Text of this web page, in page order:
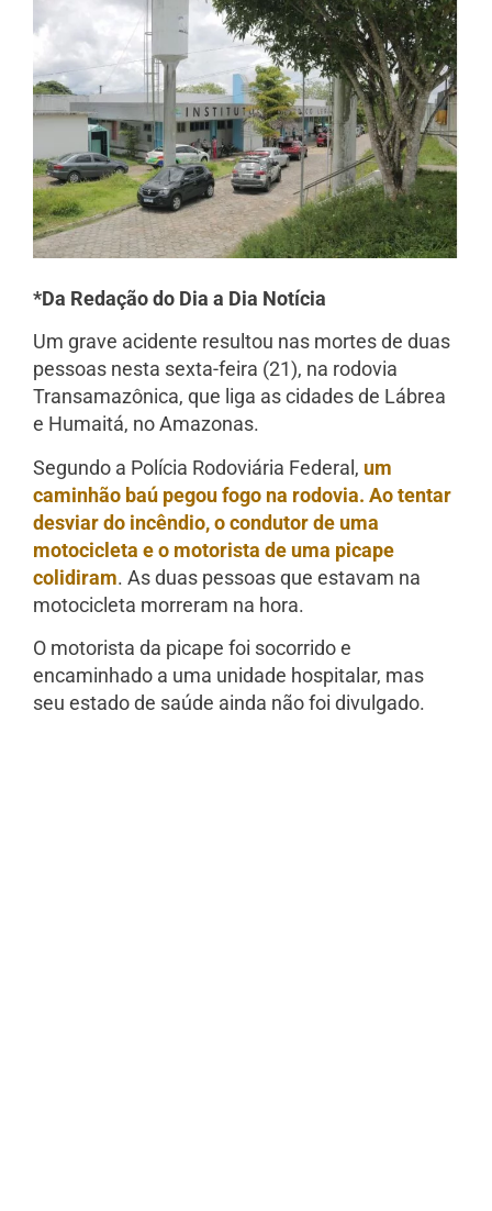
*Da Redação do Dia a Dia Notícia
Um grave acidente resultou nas mortes de duas
pessoas nesta sexta-feira (21), na rodovia
Transamazônica, que liga as cidades de Lábrea
e Humaitá, no Amazonas.
Segundo a Polícia Rodoviária Federal, um
caminhão baú pegou fogo na rodovia. Ao tentar
desviar do incêndio, o condutor de uma
motocicleta e o motorista de uma picape
colidiram. As duas pessoas que estavam na
motocicleta morreram na hora.
O motorista da picape foi socorrido e
encaminhado a uma unidade hospitalar, mas
seu estado de saúde ainda não foi divulgado.